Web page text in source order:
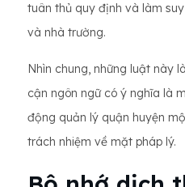
tuân thủ quy định và làm
và nhà trường.
Nhìn chung, những luật này
cận ngôn ngữ có ý nghĩa là
động quản lý quận huyện
trách nhiệm về mặt pháp lý.